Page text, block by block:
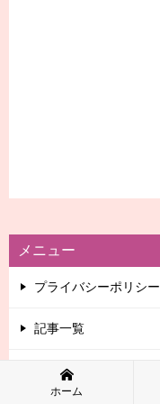
メニュー
プライバシーポリシー
記事一覧
運営者情報
ホーム